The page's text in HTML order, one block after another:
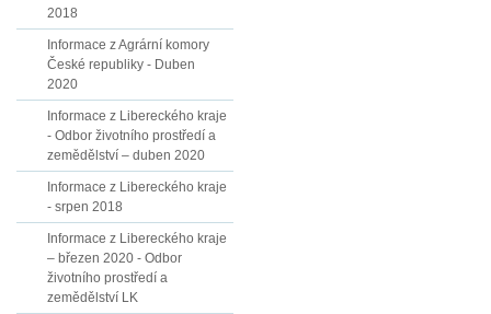
2018
Informace z Agrární komory
České republiky - Duben
2020
Informace z Libereckého kraje
- Odbor životního prostředí a
zemědělství – duben 2020
Informace z Libereckého kraje
- srpen 2018
Informace z Libereckého kraje
– březen 2020 - Odbor
životního prostředí a
zemědělství LK